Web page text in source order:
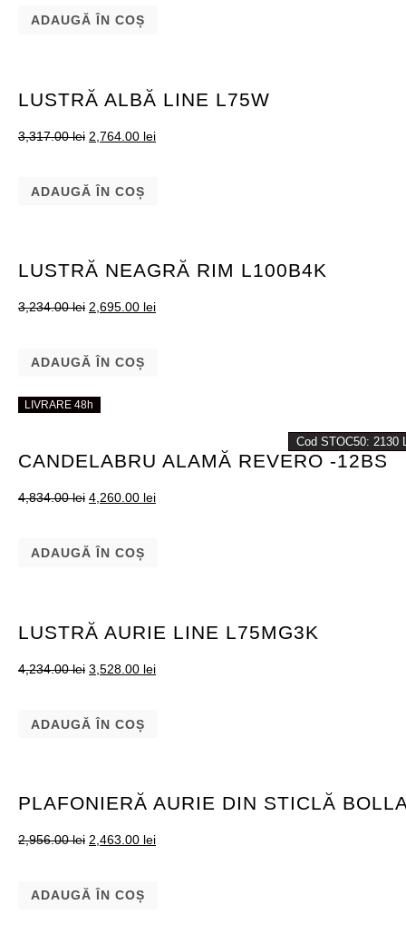
ADAUGĂ ÎN COȘ
LUSTRĂ ALBĂ LINE L75W
3,317.00lei 2,764.00 lei
ADAUGĂ ÎN COȘ
LUSTRĂ NEAGRĂ RIM L100B4K
3,234.00lei 2,695.00 lei
ADAUGĂ ÎN COȘ
LIVRARE 48h
LIVRARE 48h
Cod STOC50: 2130
CANDELABRU ALAMĂ REVERO -12BS
4,834.00lei 4,260.00 lei
ADAUGĂ ÎN COȘ
LUSTRĂ AURIE LINE L75MG3K
4,234.00lei 3,528.00 lei
ADAUGĂ ÎN COȘ
PLAFONIERĂ AURIE DIN STICLĂ
2,956.00lei 2,463.00 lei
ADAUGĂ ÎN COȘ